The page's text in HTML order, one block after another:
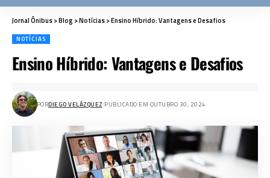
Jornal Ônibus>Blog >Notícias>Ensino Híbrido: Vantagens e Desafios
NOTÍCIAS
Ensino Híbrido: Vantagens e Desafios
PORDIEGO VELÁZQUEZ PUBLICADO EM OUTUBRO 30, 2024